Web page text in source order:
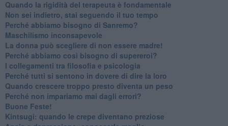
​Quando la rigidità del terapeuta è fondamentale
​Non sei indietro, stai seguendo il tuo tempo
​Perché abbiamo bisogno di Sanremo?
​Maschilismo inconsapevole
​La donna può scegliere di non essere madre!
​Perché abbiamo così bisogno di supereroi?
​I collegamenti tra filosofia e psicologia
​Perché tutti si sentono in dovere di dire la loro
​Quando crescere troppo presto diventa un peso
​Perché non impariamo mai dagli errori?
​Buone Feste!
​Kintsugi: quando le crepe diventano preziose